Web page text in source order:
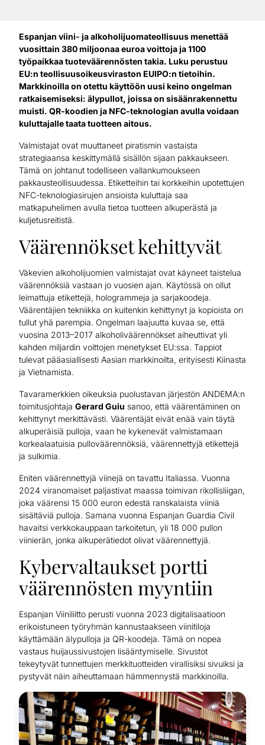
Espanjan viini- ja alkoholijuomateollisuus menettää
vuosittain 380 miljoonaa euroa voittoja ja 1100
työpaikkaa tuoteväärennösten takia. Luku perustuu
EU:n teollisuusoikeusviraston EUIPO:n tietoihin.
Markkinoilla on otettu käyttöön uusi keino ongelman
ratkaisemiseksi: älypullot, joissa on sisäänrakennettu
muisti. QR-koodien ja NFC-teknologian avulla voidaan
kuluttajalle taata tuotteen aitous.
Valmistajat ovat muuttaneet piratismin vastaista
strategiaansa keskittymällä sisällön sijaan pakkaukseen.
Tämä on johtanut todelliseen vallankumoukseen
pakkausteollisuudessa. Etiketteihin tai korkkeihin upotettujen
NFC-teknologiasirujen ansioista kuluttaja saa
matkapuhelimen avulla tietoa tuotteen alkuperästä ja
kuljetusreitistä.
Väärennökset kehittyvät
Väkevien alkoholijuomien valmistajat ovat käyneet taistelua
väärennöksiä vastaan jo vuosien ajan. Käytössä on ollut
leimattuja etikettejä, hologrammeja ja sarjakoodeja.
Väärentäjien tekniikka on kuitenkin kehittynyt ja kopioista on
tullut yhä parempia. Ongelman laajuutta kuvaa se, että
vuosina 2013–2017 alkoholiväärennökset aiheuttivat yli
kahden miljardin voittojen menetykset EU:ssa. Tappiot
tulevat pääasiallisesti Aasian markkinoilta, erityisesti Kiinasta
ja Vietnamista.
Tavaramerkkien oikeuksia puolustavan järjestön ANDEMA:n
toimitusjohtaja Gerard Guiu sanoo, että väärentäminen on
kehittynyt merkittävästi. Väärentäjät eivät enää vain täytä
alkuperäisiä pulloja, vaan he kykenevät valmistamaan
korkealaatuisia pulloväärennöksiä, väärennettyjä etikettejä
ja sulkimia.
Eniten väärennettyjä viinejä on tavattu Italiassa. Vuonna
2024 viranomaiset paljastivat maassa toimivan rikollisliigan,
joka väärensi 15 000 euron edestä ranskalaista viiniä
sisältäviä pulloja. Samana vuonna Espanjan Guardia Civil
havaitsi verkkokauppaan tarkoitetun, yli 18 000 pullon
viinierän, jonka alkuperätiedot olivat väärennettyjä.
Kybervaltaukset portti
väärennösten myyntiin
Espanjan Viiniliitto perusti vuonna 2023 digitalisaatioon
erikoistuneen työryhmän kannustaakseen viinitiloja
käyttämään älypulloja ja QR-koodeja. Tämä on nopea
vastaus huijaussivustojen lisääntymiselle. Sivustot
tekeytyvät tunnettujen merkkituotteiden virallisiksi sivuiksi ja
pystyvät näin aiheuttamaan hämmennystä markkinoilla.